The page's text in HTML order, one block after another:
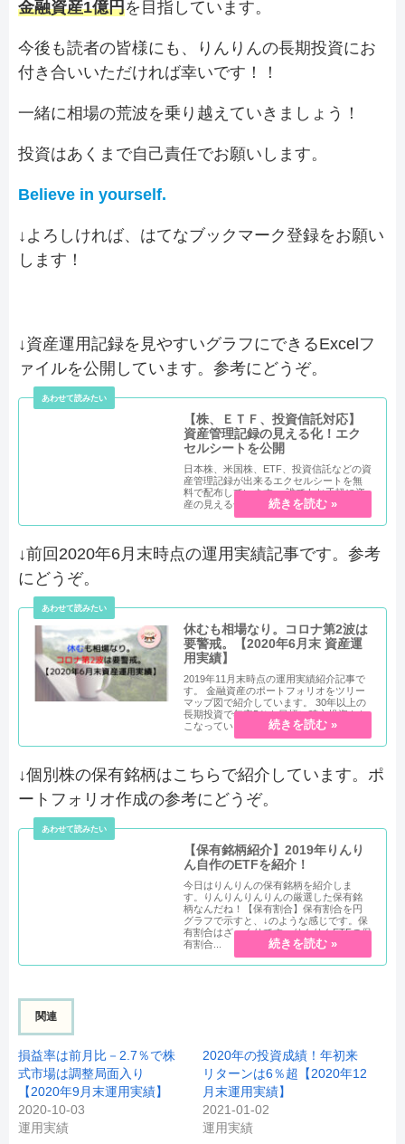
金融資産1億円を目指しています。
今後も読者の皆様にも、りんりんの長期投資にお
付き合いいただければ幸いです！！
一緒に相場の荒波を乗り越えていきましょう！
投資はあくまで自己責任でお願いします。
Believe in yourself.
↓よろしければ、はてなブックマーク登録をお願い
します！
↓資産運用記録を見やすいグラフにできるExcelフ
ァイルを公開しています。参考にどうぞ。
【株、ＥＴＦ、投資信託対応】
資産管理記録の見える化！エク
セルシートを公開
日本株、米国株、ETF、投資信託などの資
産管理記録が出来るエクセルシートを無
料で配布しています。 誰でもお手軽に資
産の見える化ができます。
↓前回2020年6月末時点の運用実績記事です。参考
にどうぞ。
休むも相場なり。コロナ第2波は
要警戒。【2020年6月末 資産運
用実績】
2019年11月末時点の運用実績紹介記事で
す。 金融資産のポートフォリオをツリー
マップ図で紹介しています。 30年以上の
長期投資で年率5％を目標に積立投資をお
こなっています。
↓個別株の保有銘柄はこちらで紹介しています。ポ
ートフォリオ作成の参考にどうぞ。
【保有銘柄紹介】2019年りんり
ん自作のETFを紹介！
今日はりんりんの保有銘柄を紹介しま
す。りんりんりんりんの厳選した保有銘
柄なんだね！【保有割合】保有割合を円
グラフで示すと、↓のような感じです。保
有割合はざっくりです。りんりんETFの保
有割合...
関連
損益率は前月比－2.7％で株
式市場は調整局面入り
【2020年9月末運用実績】
2020-10-03
運用実績
2020年の投資成績！年初来
リターンは6％超【2020年12
月末運用実績】
2021-01-02
運用実績